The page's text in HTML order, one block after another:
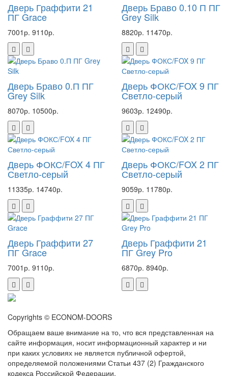
Дверь Граффити 21
ПГ Grace
7001р. 9110р.
Дверь Браво 0.10 П ПГ
Grey Silk
8820р. 11470р.
Дверь Браво 0.П ПГ
Grey Silk
8070р. 10500р.
Дверь ФОКС/FOX 9 ПГ
Светло-серый
9603р. 12490р.
Дверь ФОКС/FOX 4 ПГ
Светло-серый
11335р. 14740р.
Дверь ФОКС/FOX 2 ПГ
Светло-серый
9059р. 11780р.
Дверь Граффити 27
ПГ Grace
7001р. 9110р.
Дверь Граффити 21
ПГ Grey Pro
6870р. 8940р.
Copyrights © ECONOM-DOORS
Обращаем ваше внимание на то, что вся представленная на
сайте информация, носит информационный характер и ни
при каких условиях не является публичной офертой,
определяемой положениями Статьи 437 (2) Гражданского
кодекса Российской Федерации.